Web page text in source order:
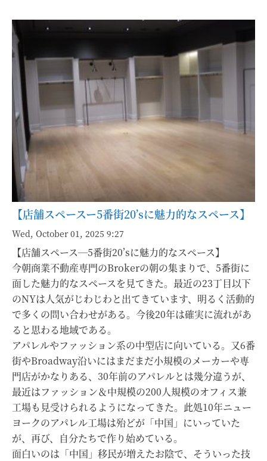
【店舗スペースー5番街20’sに魅力的なスペース】
Wed, October 01, 2025 9:27
【店舗スペース―5番街20’sに魅力的なスペース】
今朝商業不動産専門のBrokerの朝の集まりで、5番街に
面した魅力的なスペースを見てきた。最近の23丁目以下
のNYは人気がじわじわと出てきています、明るく活動的
で多くの問い合わせがある。今後20年は確実に流れがあ
ると思わる地域である。
アパレルやファッション系の中型店に向いている。又6番
街やBroadway沿いにはまだまだ小規模のメーカーや専
門店がかなりある、30年前のアパレルとは幾分違うが、
最近はファッション＆中規模の200人規模のオフィス兼
工場も見受けられるようになってきた。此処10年ニュー
ヨークのアパレル工場は殆どが「中国」にいっていた
が、再び、自分たちで作り始めている。
面白いのは「中国」移民が増えたお陰で、そういった技